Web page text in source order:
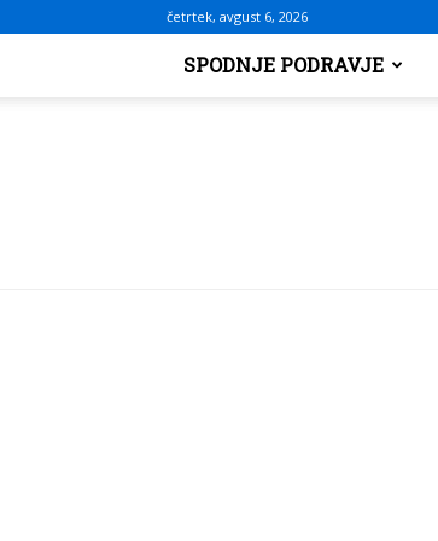
četrtek, avgust 6, 2026
SPODNJE PODRAVJE